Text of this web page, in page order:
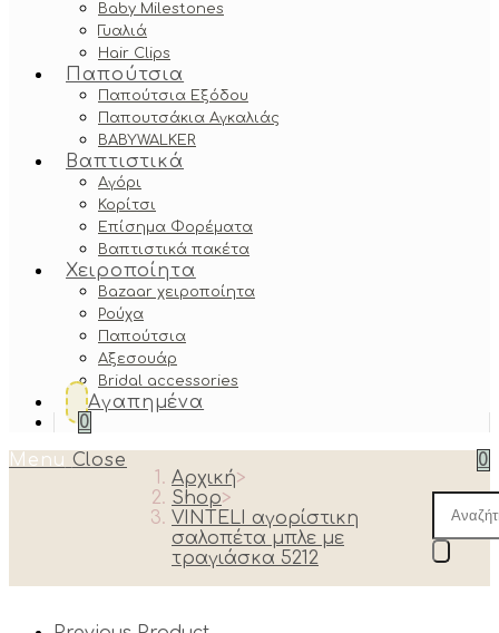
Baby Milestones
Γυαλιά
Hair Clips
Παπούτσια
Παπούτσια Εξόδου
Παπουτσάκια Αγκαλιάς
BABYWALKER
Βαπτιστικά
Αγόρι
Κορίτσι
Επίσημα Φορέματα
Βαπτιστικά πακέτα
Χειροποίητα
Bazaar χειροποίητα
Ρούχα
Παπούτσια
Αξεσουάρ
Bridal accessories
Αγαπημένα
0
0
Menu Close
search
Αρχική>
Shop>
VINTELI αγορίστικη
σαλοπέτα μπλε με
τραγιάσκα 5212